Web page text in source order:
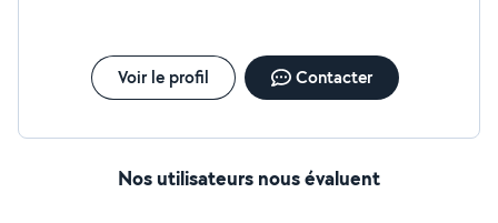
Voir le profil Contacter
Nos utilisateurs nous évaluent